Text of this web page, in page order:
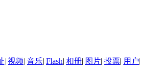
| 视频| 音乐| Flash| 相册| 图片| 投票| 用户|